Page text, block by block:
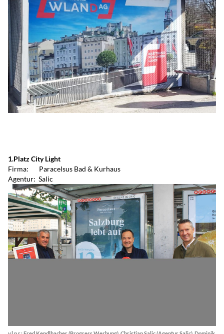
1.Platz City Light
Firma: Paracelsus Bad & Kurhaus
Agentur: Salic